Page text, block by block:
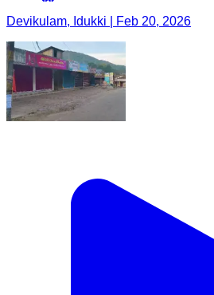
Devikulam, Idukki | Feb 20, 2026